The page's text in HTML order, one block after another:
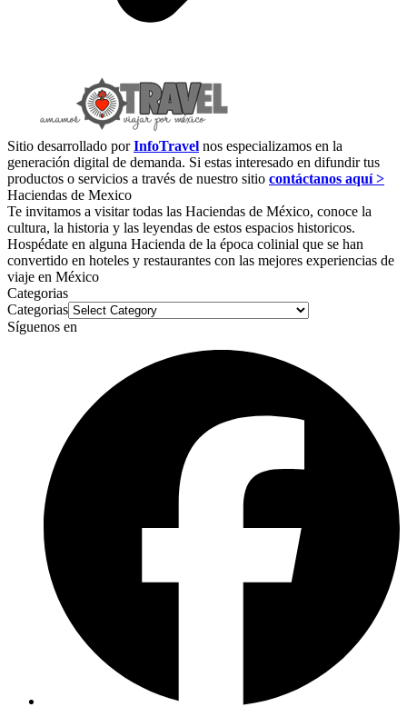
Sitio desarrollado porInfoTravel nos especializamos en la
generación digital de demanda. Si estas interesado en difundir tus
productos o servicios a través de nuestro sitio contáctanos aquí >
Haciendas de Mexico
Te invitamos a visitar todas las Haciendas de México, conoce la
cultura, la historia y las leyendas de estos espacios historicos.
Hospédate en alguna Hacienda de la época colinial que se han
convertido en hoteles y restaurantes con las mejores experiencias de
viaje en México
Categorias
Categorias
Síguenos en